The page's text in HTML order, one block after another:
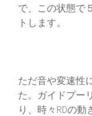
で、この状態で
トします。
ただ音や変速性
た。ガイドプー
り、時々RDの